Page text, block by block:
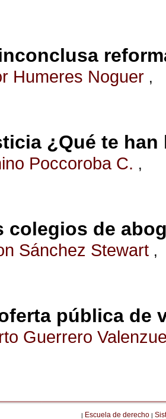
Humeres Noguer ,
¿Qué te
Poccoroba C. ,
colegios de
Sánchez Stewart ,
pública de
Guerrero
| Escuela de derecho |